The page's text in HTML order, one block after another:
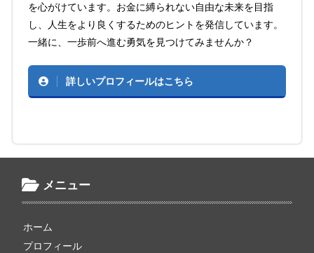
を心がけています。お金に縛られない自由な未来を目指
し、人生をより良くするためのヒントを発信しています。
一緒に、一歩前へ進む勇気を見つけてみませんか？
詳しいプロフィールはこちら
メニュー
ホーム
プロフィール